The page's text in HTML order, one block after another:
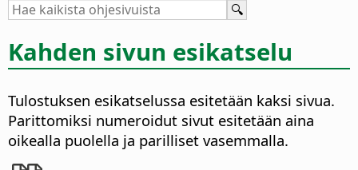
Kahden sivun esikatselu
Tulostuksen esikatselussa esitetään kaksi sivua.
Parittomiksi numeroidut sivut esitetään aina
oikealla puolella ja parilliset vasemmalla.